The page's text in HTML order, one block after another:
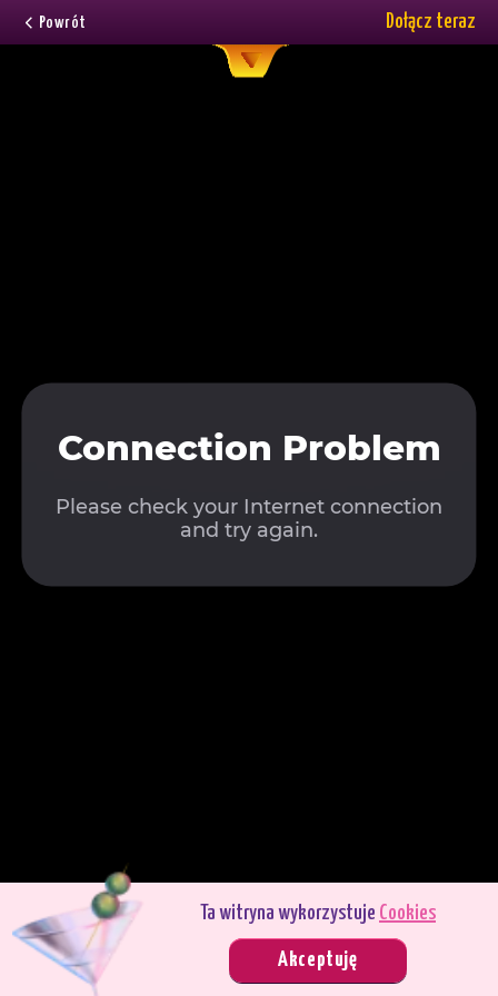
Powrót Dołącz teraz
Grasz w trybie demo. Prawdziwy tryb gry jest znacznie bardziej interesujący.
Ta witryna wykorzystuje Cookies
Akceptuję